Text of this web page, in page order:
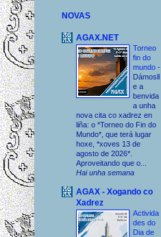
NOVAS
AGAX.NET
Torneo
fin do
mundo -
Dámosll
e a
benvida
a unha
nova cita co xadrez en
liña: o *Torneo do Fin do
Mundo*, que terá lugar
hoxe, *xoves 13 de
agosto de 2026*.
Aproveitando que o...
Hai unha semana
AGAX - Xogando co
Xadrez
Activida
des do
Dia de